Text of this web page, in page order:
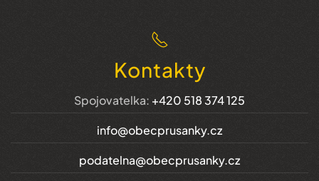
Kontakty
Spojovatelka: +420 518 374 125
info@obecprusanky.cz
podatelna@obecprusanky.cz